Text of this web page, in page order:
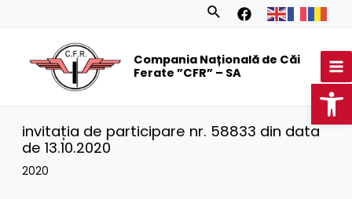
Search
Compania Națională de Căi
Ferate ”CFR” – SA
invitația de participare nr. 58833 din data
de 13.10.2020
2020